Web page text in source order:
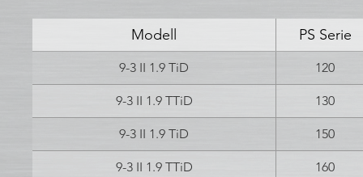
Modell PS Serie
9-3 II 1.9 TiD 120
9-3 II 1.9 TTiD 130
9-3 II 1.9 TiD 150
9-3 II 1.9 TTiD 160